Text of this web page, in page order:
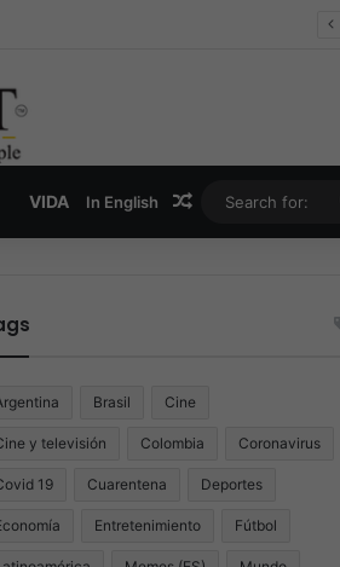
economía de la droga
VIDA In English Random Article
Brasil Cine
y televisión Colombia Coronavirus
19 Cuarentena Deportes
Entretenimiento Fútbol